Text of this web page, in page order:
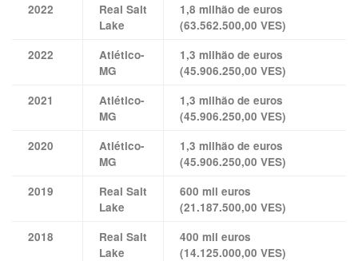
2022
Real Salt
Lake
1,8 milhão de euros
(63.562.500,00 VES)
2022
Atlético-
MG
1,3 milhão de euros
(45.906.250,00 VES)
2021
Atlético-
MG
1,3 milhão de euros
(45.906.250,00 VES)
2020
Atlético-
MG
1,3 milhão de euros
(45.906.250,00 VES)
2019
Real Salt
Lake
600 mil euros
(21.187.500,00 VES)
2018
Real Salt
Lake
400 mil euros
(14.125.000,00 VES)